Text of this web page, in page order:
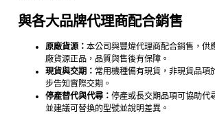
與各大品牌代理商配合銷售
原廠貨源：本公司與豐煒代理商配合銷售，供
廠貨源正品，品質與售後有保障。
現貨與交期： 常用機種備有現貨，非現貨品項
步告知實際交期。
停產替代與代尋：停產或長交期品項可協助代
並建議可替換的型號並說明差異。